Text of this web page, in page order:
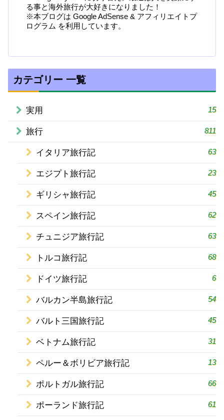
る事と海外旅行が大好きになりました！
※本ブログは Google AdSense & アフィリエイトプ
ログラム を利用しています。
カテゴリー 一覧
実用 15
旅行 811
イタリア旅行記 63
エジプト旅行記 23
ギリシャ旅行記 45
スペイン旅行記 62
チュニジア旅行記 63
トルコ旅行記 68
ドイツ旅行記 6
バルカン半島旅行記 54
バルト三国旅行記 45
ベトナム旅行記 31
ペルー＆ボリビア旅行記 13
ポルトガル旅行記 66
ポーランド旅行記 61